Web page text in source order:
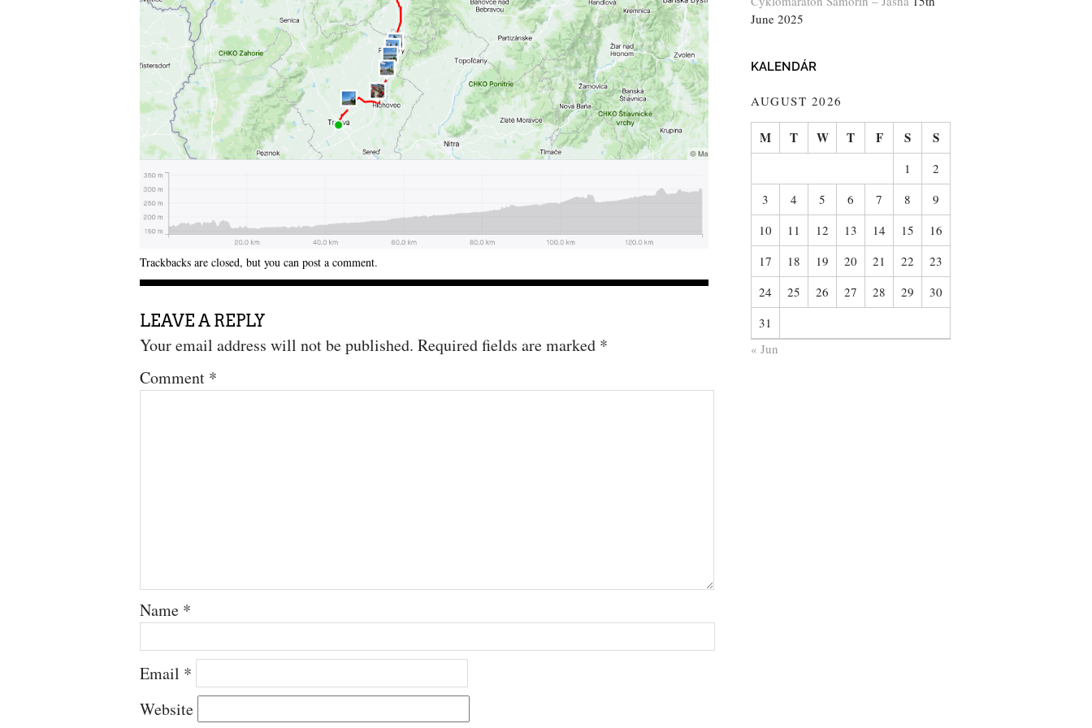
Trackbacks are closed, but you can post a comment.
LEAVE A REPLY
Your email address will not be published. Required fields are marked *
Comment *
Name *
Email *
Website
June 2025
KALENDÁR
AUGUST 2026
M T W T F S S
1
2
3
4 5 6 7 8
9
10
11 12 13 14 15
16
17
18 19 20 21 22
23
24
25 26 27 28 29
30
31
« Jun